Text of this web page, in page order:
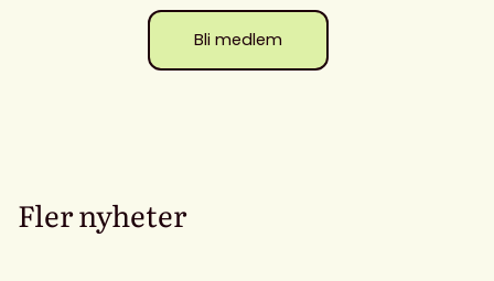
Bli medlem
Fler nyheter